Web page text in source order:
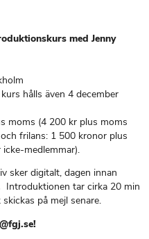
med Jenny
hålls även 4 december
moms (4 200 kr plus moms
frilans: 1 500 kronor plus
medlemmar).
sker digitalt, dagen innan
Introduktionen tar cirka 20 min
på mejl senare.